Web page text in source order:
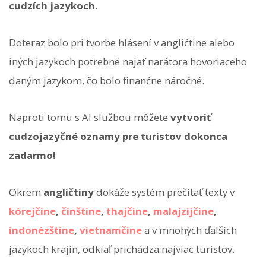
cudzích jazykoch.
Doteraz bolo pri tvorbe hlásení v angličtine alebo
iných jazykoch potrebné najať narátora hovoriaceho
daným jazykom, čo bolo finančne náročné.
Naproti tomu s AI službou môžete vytvoriť
cudzojazyčné oznamy pre turistov dokonca
zadarmo!
Okrem angličtinydokáže systém prečítať texty v
kórejčine, čínštine, thajčine, malajzijčine,
indonézštine, vietnamčinea v mnohých ďalších
jazykoch krajín, odkiaľ prichádza najviac turistov.